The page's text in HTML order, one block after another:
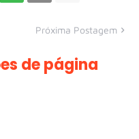
Próxima Postagem
de página